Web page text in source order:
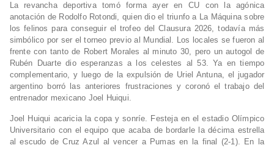
La revancha deportiva tomó forma ayer en CU con la agónica
anotación de Rodolfo Rotondi, quien dio el triunfo a La Máquina sobre
los felinos para conseguir el trofeo del Clausura 2026, todavía más
simbólico por ser el torneo previo al Mundial. Los locales se fueron al
frente con tanto de Robert Morales al minuto 30, pero un autogol de
Rubén Duarte dio esperanzas a los celestes al 53. Ya en tiempo
complementario, y luego de la expulsión de Uriel Antuna, el jugador
argentino borró las anteriores frustraciones y coronó el trabajo del
entrenador mexicano Joel Huiqui.
Joel Huiqui acaricia la copa y sonríe. Festeja en el estadio Olímpico
Universitario con el equipo que acaba de bordarle la décima estrella
al escudo de Cruz Azul al vencer a Pumas en la final (2-1). En la